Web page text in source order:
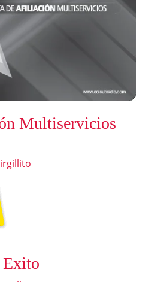
Multiservicios
Exito